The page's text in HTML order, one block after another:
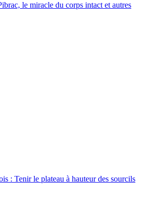
le miracle du corps intact et autres
: Tenir le plateau à hauteur des sourcils